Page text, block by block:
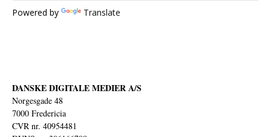
Powered by Translate
DANSKE DIGITALE MEDIER A/S
Norgesgade 48
7000 Fredericia
CVR nr. 40954481